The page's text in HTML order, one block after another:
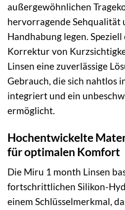
außergewöhnlichen
hervorragende Sehqualität
Handhabung legen.
Korrektur von
Linsen eine zuverlässige
Gebrauch, die sich nahtlos
integriert und ein
ermöglicht.
Hochentwickelte
für optimalen Komfort
Die Miru 1 month Linsen
fortschrittlichen Silikon-
einem Schlüsselmerkmal,